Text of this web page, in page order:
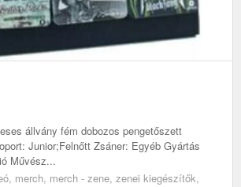
állvány fém dobozos pengetőszett
Junior;Felnőtt Zsáner: Egyéb Gyártás
Művész...
merch, merch - zene, zenei kiegészítők,